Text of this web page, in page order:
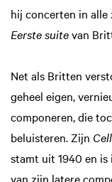
hij concerten in alle
Eerste suitevan
Net als Britten
geheel eigen,
componeren, die
beluisteren. Zijn
stamt uit 1940 en is
van zijn latere